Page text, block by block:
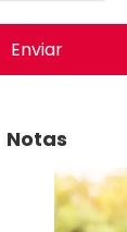
Enviar
Notas